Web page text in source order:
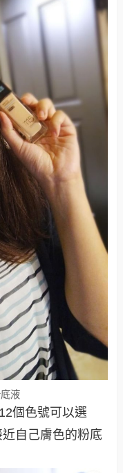
液
個色號可以選
自己膚色的粉底